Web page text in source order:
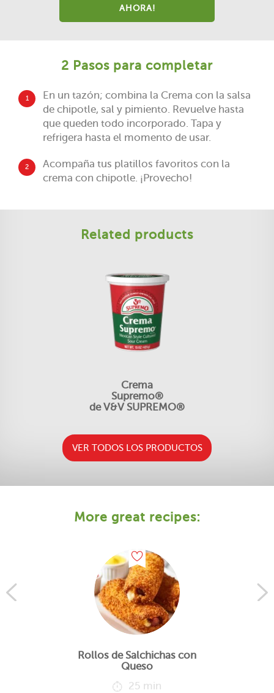
AHORA!
2 Pasos para completar
1
En un tazón; combina la Crema con la salsa
de chipotle, sal y pimiento. Revuelve hasta
que queden todo incorporado. Tapa y
refrigera hasta el momento de usar.
2
Acompaña tus platillos favoritos con la
crema con chipotle. ¡Provecho!
Related products
Crema
Supremo®
de V&V SUPREMO®
VER TODOS LOS PRODUCTOS
More great recipes:
Rollos de Salchichas con
Queso
25 min